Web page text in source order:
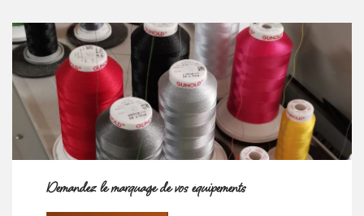
Demandez le marquage de vos équipements